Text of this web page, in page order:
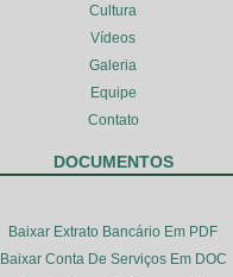
Cultura
Vídeos
Galeria
Equipe
Contato
DOCUMENTOS
Baixar Extrato Bancário Em PDF
Baixar Conta De Serviços Em DOC